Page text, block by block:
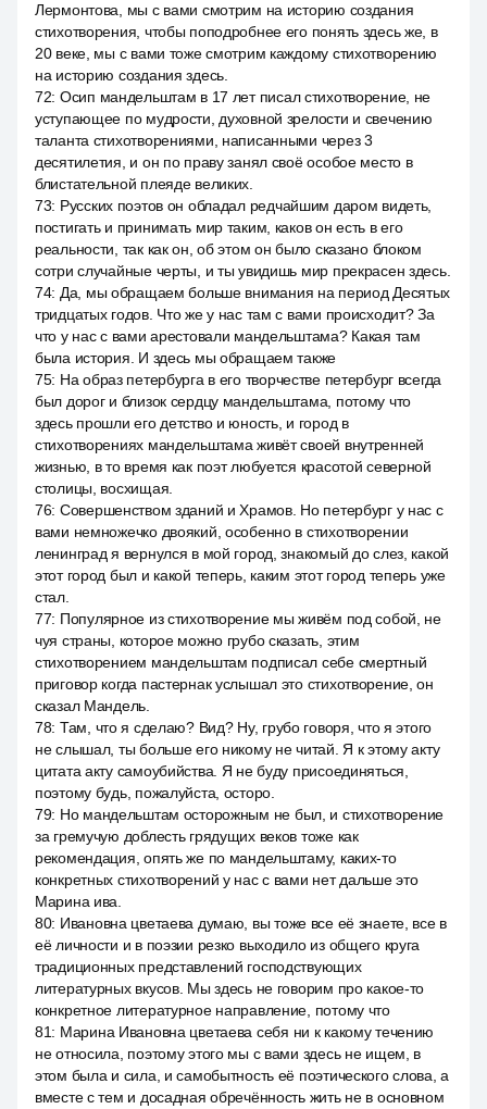
Лермонтова, мы с вами смотрим на историю создания
стихотворения, чтобы поподробнее его понять здесь же, в
20 веке, мы с вами тоже смотрим каждому стихотворению
на историю создания здесь.
72: Осип мандельштам в 17 лет писал стихотворение, не
уступающее по мудрости, духовной зрелости и свечению
таланта стихотворениями, написанными через 3
десятилетия, и он по праву занял своё особое место в
блистательной плеяде великих.
73: Русских поэтов он обладал редчайшим даром видеть,
постигать и принимать мир таким, каков он есть в его
реальности, так как он, об этом он было сказано блоком
сотри случайные черты, и ты увидишь мир прекрасен здесь.
74: Да, мы обращаем больше внимания на период Десятых
тридцатых годов. Что же у нас там с вами происходит? За
что у нас с вами арестовали мандельштама? Какая там
была история. И здесь мы обращаем также
75: На образ петербурга в его творчестве петербург всегда
был дорог и близок сердцу мандельштама, потому что
здесь прошли его детство и юность, и город в
стихотворениях мандельштама живёт своей внутренней
жизнью, в то время как поэт любуется красотой северной
столицы, восхищая.
76: Совершенством зданий и Храмов. Но петербург у нас с
вами немножечко двоякий, особенно в стихотворении
ленинград я вернулся в мой город, знакомый до слез, какой
этот город был и какой теперь, каким этот город теперь уже
стал.
77: Популярное из стихотворение мы живём под собой, не
чуя страны, которое можно грубо сказать, этим
стихотворением мандельштам подписал себе смертный
приговор когда пастернак услышал это стихотворение, он
сказал Мандель.
78: Там, что я сделаю? Вид? Ну, грубо говоря, что я этого
не слышал, ты больше его никому не читай. Я к этому акту
цитата акту самоубийства. Я не буду присоединяться,
поэтому будь, пожалуйста, осторо.
79: Но мандельштам осторожным не был, и стихотворение
за гремучую доблесть грядущих веков тоже как
рекомендация, опять же по мандельштаму, каких-то
конкретных стихотворений у нас с вами нет дальше это
Марина ива.
80: Ивановна цветаева думаю, вы тоже все её знаете, все в
её личности и в поэзии резко выходило из общего круга
традиционных представлений господствующих
литературных вкусов. Мы здесь не говорим про какое-то
конкретное литературное направление, потому что
81: Марина Ивановна цветаева себя ни к какому течению
не относила, поэтому этого мы с вами здесь не ищем, в
этом была и сила, и самобытность её поэтического слова, а
вместе с тем и досадная обречённость жить не в основном